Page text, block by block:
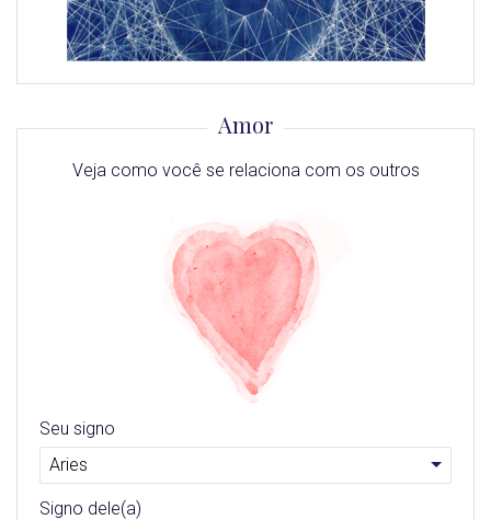
Amor
Veja como você se relaciona com os outros
Seu signo
Signo dele(a)